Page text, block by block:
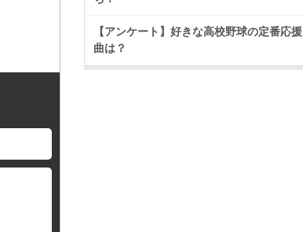
【アンケート】好きな高校野球の定番応援
曲は？